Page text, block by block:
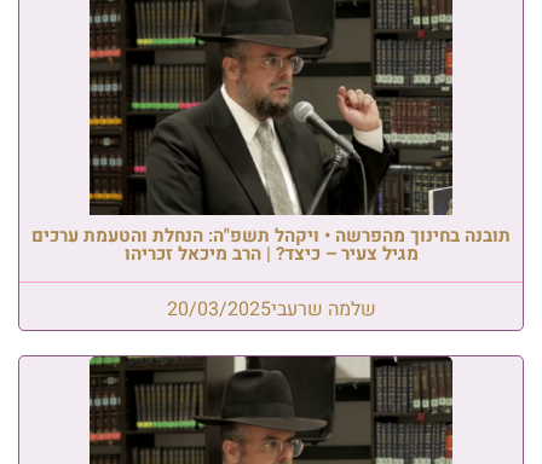
תובנה בחינוך מהפרשה • ויקהל תשפ"ה: הנחלת והטעמת ערכים
מגיל צעיר – כיצד?‏ | הרב מיכאל זכריהו
שלמה שרעבי20/03/2025